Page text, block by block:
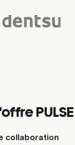
PULSE
collaboration